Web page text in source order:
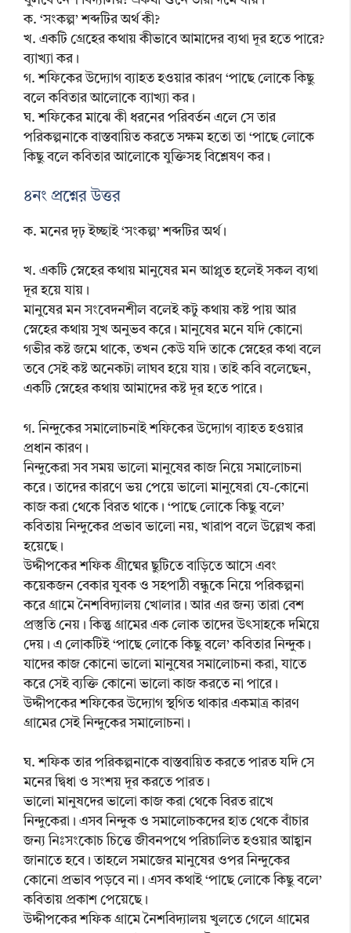
ক. ‘সংকল্প’ শব্দটির অর্থ কী?
খ. একটি গ্রেহের কথায় কীভাবে আমাদের ব্যথা দূর হতে পারে?
ব্যাখ্যা কর।
গ. শফিকের উদ্যোগ ব্যাহত হওয়ার কারণ ‘পাছে লোকে কিছু
বলে কবিতার আলোকে ব্যাখ্যা কর।
ঘ. শফিকের মাঝে কী ধরনের পরিবর্তন এলে সে তার
পরিকল্পনাকে বাস্তবায়িত করতে সক্ষম হতো তা ‘পাছে লোকে
কিছু বলে কবিতার আলোকে যুক্তিসহ বিশ্লেষণ কর।
৪নং প্রশ্নের উত্তর
ক. মনের দৃঢ় ইচ্ছাই ‘সংকল্প’ শব্দটির অর্থ।
খ. একটি স্নেহের কথায় মানুষের মন আপ্লুত হলেই সকল ব্যথা
দূর হয়ে যায়।
মানুষের মন সংবেদনশীল বলেই কটু কথায় কষ্ট পায় আর
স্নেহের কথায় সুখ অনুভব করে। মানুষের মনে যদি কোনো
গভীর কষ্ট জমে থাকে, তখন কেউ যদি তাকে স্নেহের কথা বলে
তবে সেই কষ্ট অনেকটা লাঘব হয়ে যায়। তাই কবি বলেছেন,
একটি স্নেহের কথায় আমাদের কষ্ট দূর হতে পারে।
গ. নিন্দুকের সমালোচনাই শফিকের উদ্যোগ ব্যাহত হওয়ার
প্রধান কারণ।
নিন্দুকেরা সব সময় ভালো মানুষের কাজ নিয়ে সমালোচনা
করে। তাদের কারণে ভয় পেয়ে ভালো মানুষেরা যে-কোনো
কাজ করা থেকে বিরত থাকে। ‘পাছে লোকে কিছু বলে’
কবিতায় নিন্দুকের প্রভাব ভালো নয়, খারাপ বলে উল্লেখ করা
হয়েছে।
উদ্দীপকের শফিক গ্রীষ্মের ছুটিতে বাড়িতে আসে এবং
কয়েকজন বেকার যুবক ও সহপাঠী বন্ধুকে নিয়ে পরিকল্পনা
করে গ্রামে নৈশবিদ্যালয় খোলার। আর এর জন্য তারা বেশ
প্রস্তুতি নেয়। কিন্তু গ্রামের এক লোক তাদের উৎসাহকে দমিয়ে
দেয়। এ লোকটিই ‘পাছে লোকে কিছু বলে’ কবিতার নিন্দুক।
যাদের কাজ কোনো ভালো মানুষের সমালোচনা করা, যাতে
করে সেই ব্যক্তি কোনো ভালো কাজ করতে না পারে।
উদ্দীপকের শফিকের উদ্যোগ স্থগিত থাকার একমাত্র কারণ
গ্রামের সেই নিন্দুকের সমালোচনা।
ঘ. শফিক তার পরিকল্পনাকে বাস্তবায়িত করতে পারত যদি সে
মনের দ্বিধা ও সংশয় দূর করতে পারত।
ভালো মানুষদের ভালো কাজ করা থেকে বিরত রাখে
নিন্দুকেরা। এসব নিন্দুক ও সমালোচকদের হাত থেকে বাঁচার
জন্য নিঃসংকোচ চিত্তে জীবনপথে পরিচালিত হওয়ার আহ্বান
জানাতে হবে। তাহলে সমাজের মানুষের ওপর নিন্দুকের
কোনো প্রভাব পড়বে না। এসব কথাই ‘পাছে লোকে কিছু বলে’
কবিতায় প্রকাশ পেয়েছে।
উদ্দীপকের শফিক গ্রামে নৈশবিদ্যালয় খুলতে গেলে গ্রামের